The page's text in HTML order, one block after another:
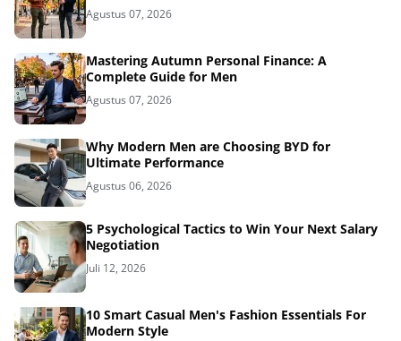
Agustus 07, 2026
Mastering Autumn Personal Finance: A
Complete Guide for Men
Agustus 07, 2026
Why Modern Men are Choosing BYD for
Ultimate Performance
Agustus 06, 2026
5 Psychological Tactics to Win Your Next Salary
Negotiation
Juli 12, 2026
10 Smart Casual Men's Fashion Essentials For
Modern Style